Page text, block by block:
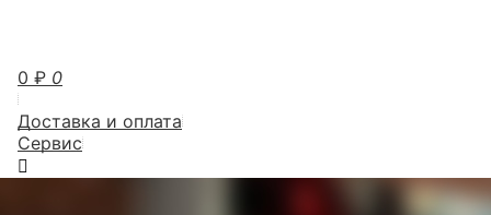
0 ₽ 0
Доставка и оплата
Сервис